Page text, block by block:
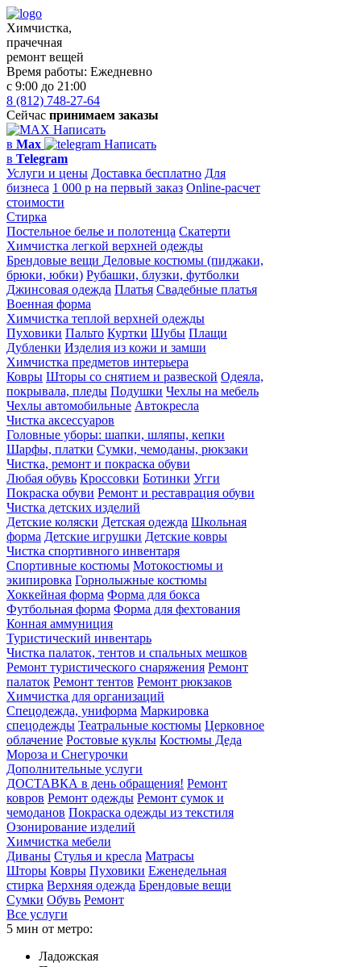
Химчистка,
прачечная
ремонт вещей
Время работы: Ежедневно
с 9:00 до 21:00
8 (812) 748-27-64
Сейчас принимаем заказы
Написать
в Max
Написать
в Telegram
Услуги и цены Доставка бесплатно Для
бизнеса 1 000 р на первый заказ Online-расчет
стоимости
Стирка
Постельное белье и полотенца Скатерти
Химчистка легкой верхней одежды
Брендовые вещи Деловые костюмы (пиджаки,
брюки, юбки) Рубашки, блузки, футболки
Джинсовая одежда Платья Свадебные платья
Военная форма
Химчистка теплой верхней одежды
Пуховики Пальто Куртки Шубы Плащи
Дубленки Изделия из кожи и замши
Химчистка предметов интерьера
Ковры Шторы со снятием и развеской Одеяла,
покрывала, пледы Подушки Чехлы на мебель
Чехлы автомобильные Автокресла
Чистка аксессуаров
Головные уборы: шапки, шляпы, кепки
Шарфы, платки Сумки, чемоданы, рюкзаки
Чистка, ремонт и покраска обуви
Любая обувь Кроссовки Ботинки Угги
Покраска обуви Ремонт и реставрация обуви
Чистка детских изделий
Детские коляски Детская одежда Школьная
форма Детские игрушки Детские ковры
Чистка спортивного инвентаря
Спортивные костюмы Мотокостюмы и
экипировка Горнолыжные костюмы
Хоккейная форма Форма для бокса
Футбольная форма Форма для фехтования
Конная аммуниция
Туристический инвентарь
Чистка палаток, тентов и спальных мешков
Ремонт туристического снаряжения Ремонт
палаток Ремонт тентов Ремонт рюкзаков
Химчистка для организаций
Спецодежда, униформа Маркировка
спецодежды Театральные костюмы Церковное
облачение Ростовые куклы Костюмы Деда
Мороза и Снегурочки
Дополнительные услуги
ДОСТАВКА в день обращения! Ремонт
ковров Ремонт одежды Ремонт сумок и
чемоданов Покраска одежды из текстиля
Озонирование изделий
Химчистка мебели
Диваны Стулья и кресла Матрасы
Шторы Ковры Пуховики Еженедельная
стирка Верхняя одежда Брендовые вещи
Сумки Обувь Ремонт
Все услуги
5 мин от метро:
Ладожская